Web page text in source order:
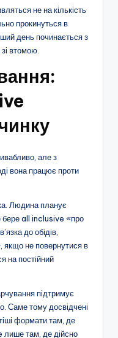
не на кількість
прокинуться в
день починається з
втомою.
але з
вона працює проти
Людина планує
бере all inclusive «про
до обідів,
якщо не повернутися в
на постійний
підтримує
Саме тому досвідчені
формати там, де
лише там, де дійсно